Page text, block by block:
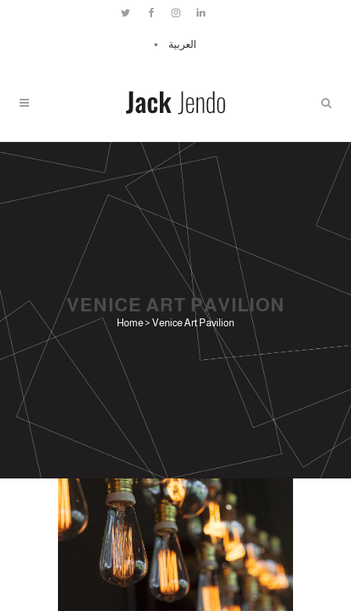
العربية
VENICE ART PAVILION
Home> Venice Art Pavilion